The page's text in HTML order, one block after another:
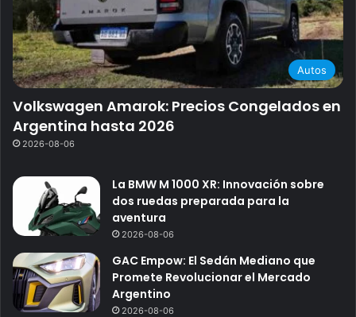
Autos
Volkswagen Amarok: Precios Congelados en
Argentina hasta 2026
2026-08-06
La BMW M 1000 XR: Innovación sobre
dos ruedas preparada para la
aventura
2026-08-06
GAC Empow: El Sedán Mediano que
Promete Revolucionar el Mercado
Argentino
2026-08-06